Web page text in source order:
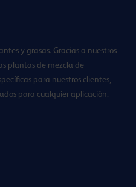
y grasas. Gracias a nuestros
plantas de mezcla de
para nuestros clientes,
para cualquier aplicación.